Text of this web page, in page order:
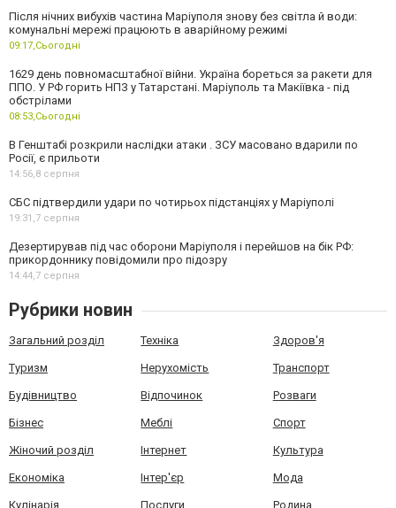
Після нічних вибухів частина Маріуполя знову без світла й води:
комунальні мережі працюють в аварійному режимі
09:17,Сьогодні
1629 день повномасштабної війни. Україна бореться за ракети для
ППО. У РФ горить НПЗ у Татарстані. Маріуполь та Макіївка - під
обстрілами
08:53,Сьогодні
В Генштабі розкрили наслідки атаки . ЗСУ масовано вдарили по
Росії, є прильоти
14:56,8 серпня
СБС підтвердили удари по чотирьох підстанціях у Маріуполі
19:31,7 серпня
Дезертирував під час оборони Маріуполя і перейшов на бік РФ:
прикордоннику повідомили про підозру
14:44,7 серпня
Рубрики новин
Загальний розділ Техніка Здоров'я
Туризм Нерухомість Транспорт
Будівництво Відпочинок Розваги
Бізнес Меблі Спорт
Жіночий розділ Інтернет Культура
Економіка Інтер'єр Мода
Кулінарія Послуги Родина